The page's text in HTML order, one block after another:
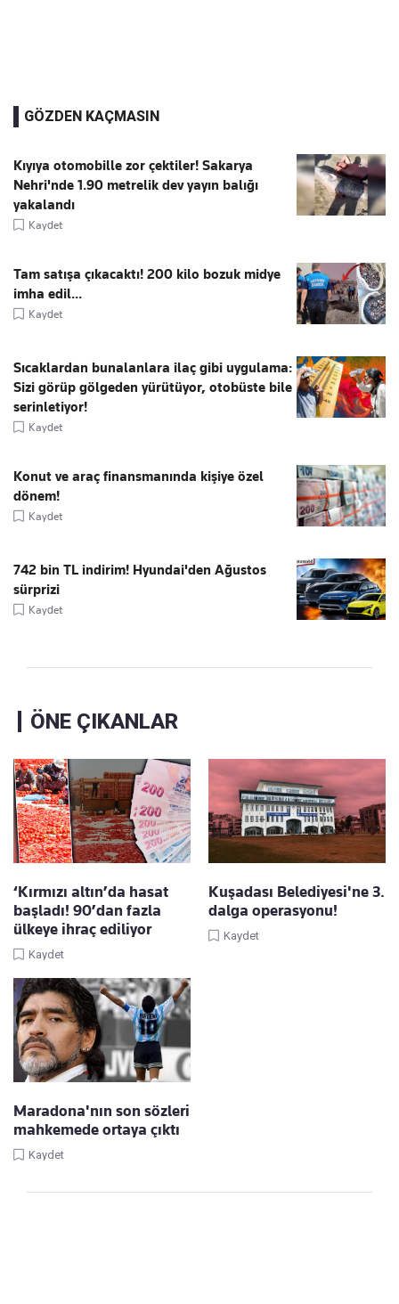
GÖZDEN KAÇMASIN
Kıyıya otomobille zor çektiler! Sakarya
Nehri'nde 1.90 metrelik dev yayın balığı
yakalandı
Kaydet
Tam satışa çıkacaktı! 200 kilo bozuk midye
imha edil...
Kaydet
Sıcaklardan bunalanlara ilaç gibi uygulama:
Sizi görüp gölgeden yürütüyor, otobüste bile
serinletiyor!
Kaydet
Konut ve araç finansmanında kişiye özel
dönem!
Kaydet
742 bin TL indirim! Hyundai'den Ağustos
sürprizi
Kaydet
ÖNE ÇIKANLAR
‘Kırmızı altın’da hasat
başladı! 90’dan fazla
ülkeye ihraç ediliyor
Kaydet
Kuşadası Belediyesi'ne 3.
dalga operasyonu!
Kaydet
Maradona'nın son sözleri
mahkemede ortaya çıktı
Kaydet